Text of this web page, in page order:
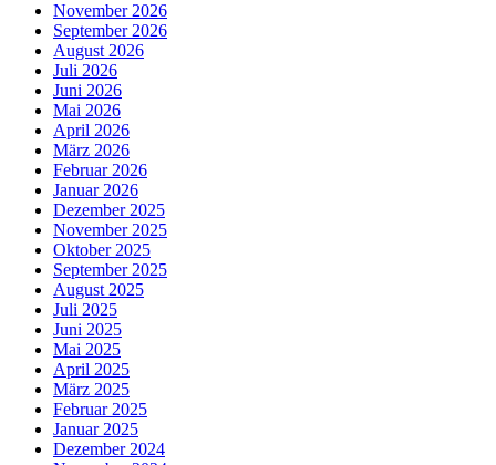
November 2026
September 2026
August 2026
Juli 2026
Juni 2026
Mai 2026
April 2026
März 2026
Februar 2026
Januar 2026
Dezember 2025
November 2025
Oktober 2025
September 2025
August 2025
Juli 2025
Juni 2025
Mai 2025
April 2025
März 2025
Februar 2025
Januar 2025
Dezember 2024